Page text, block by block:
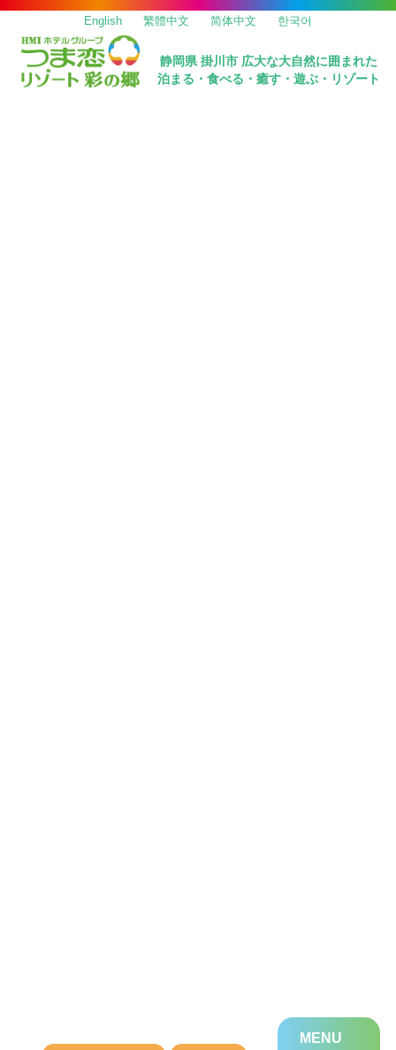
静岡県 掛川市 広大な大自然に囲まれた
泊まる・食べる・癒す・遊ぶ・リゾート
English 繁體中文 简体中文 한국어
MENU